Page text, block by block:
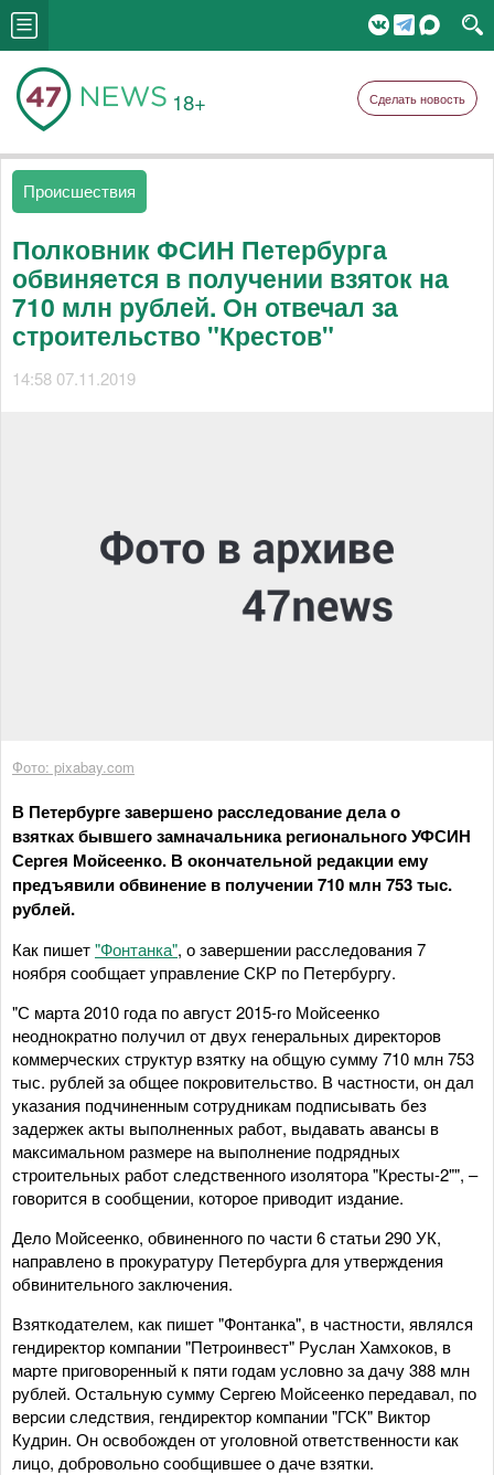
18+ Сделать новость
Происшествия
Полковник ФСИН Петербурга
обвиняется в получении взяток на
710 млн рублей. Он отвечал за
строительство "Крестов"
14:58 07.11.2019
Фото: pixabay.com
В Петербурге завершено расследование дела о
взятках бывшего замначальника регионального УФСИН
Сергея Мойсеенко. В окончательной редакции ему
предъявили обвинение в получении 710 млн 753 тыс.
рублей.
Как пишет"Фонтанка", о завершении расследования 7
ноября сообщает управление СКР по Петербургу.
"С марта 2010 года по август 2015-го Мойсеенко
неоднократно получил от двух генеральных директоров
коммерческих структур взятку на общую сумму 710 млн 753
тыс. рублей за общее покровительство. В частности, он дал
указания подчиненным сотрудникам подписывать без
задержек акты выполненных работ, выдавать авансы в
максимальном размере на выполнение подрядных
строительных работ следственного изолятора "Кресты-2"", –
говорится в сообщении, которое приводит издание.
Дело Мойсеенко, обвиненного по части 6 статьи 290 УК,
направлено в прокуратуру Петербурга для утверждения
обвинительного заключения.
Взяткодателем, как пишет "Фонтанка", в частности, являлся
гендиректор компании "Петроинвест" Руслан Хамхоков, в
марте приговоренный к пяти годам условно за дачу 388 млн
рублей. Остальную сумму Сергею Мойсеенко передавал, по
версии следствия, гендиректор компании "ГСК" Виктор
Кудрин. Он освобожден от уголовной ответственности как
лицо, добровольно сообщившее о даче взятки.